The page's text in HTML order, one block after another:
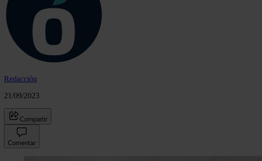
Redacción
21/09/2023
Compartir
Comentar